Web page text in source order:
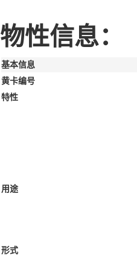
物性信息：
基本信息
黄卡编号
特性
用途
形式